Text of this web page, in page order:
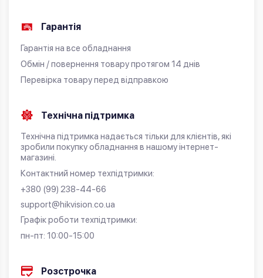
Гарантія
Гарантія на все обладнання
Обмін / повернення товару протягом 14 днів
Перевірка товару перед відправкою
Технічна підтримка
Технічна підтримка надається тільки для клієнтів, які
зробили покупку обладнання в нашому інтернет-
магазині.
Контактний номер техпідтримки:
+380 (99) 238-44-66
support@hikvision.co.ua
Графік роботи техпідтримки:
пн-пт: 10:00-15:00
Розстрочка